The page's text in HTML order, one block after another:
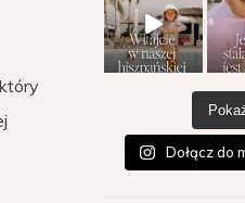
Dołącz do